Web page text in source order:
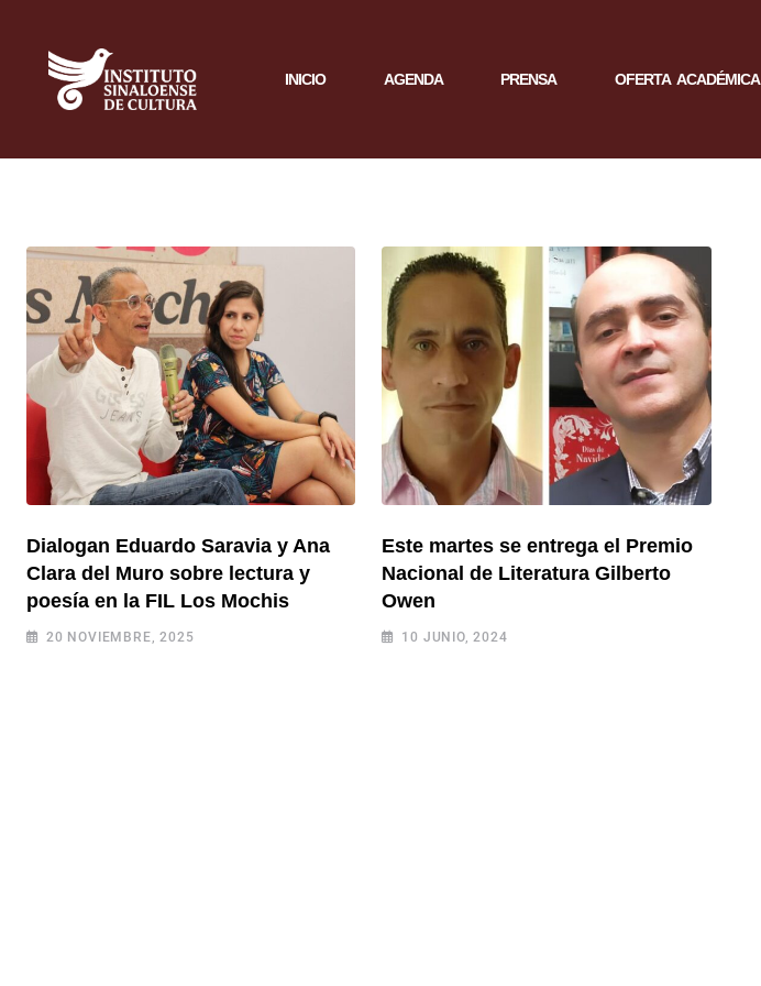
INICIO AGENDA PRENSA OFERTA ACADÉMICA
Dialogan Eduardo Saravia y Ana
Clara del Muro sobre lectura y
poesía en la FIL Los Mochis
20 NOVIEMBRE, 2025
Este martes se entrega el Premio
Nacional de Literatura Gilberto
Owen
10 JUNIO, 2024